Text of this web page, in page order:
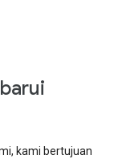
kami bertujuan